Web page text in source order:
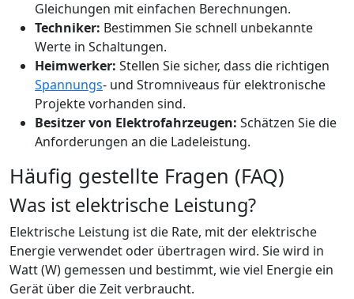
Gleichungen mit einfachen Berechnungen.
Techniker: Bestimmen Sie schnell unbekannte
Werte in Schaltungen.
Heimwerker: Stellen Sie sicher, dass die richtigen
Spannungs- und Stromniveaus für elektronische
Projekte vorhanden sind.
Besitzer von Elektrofahrzeugen: Schätzen Sie die
Anforderungen an die Ladeleistung.
Häufig gestellte Fragen (FAQ)
Was ist elektrische Leistung?
Elektrische Leistung ist die Rate, mit der elektrische
Energie verwendet oder übertragen wird. Sie wird in
Watt (W) gemessen und bestimmt, wie viel Energie ein
Gerät über die Zeit verbraucht.